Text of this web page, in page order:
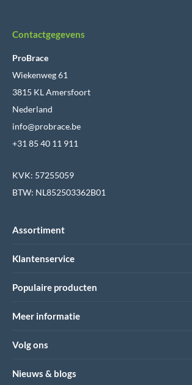
Contactgegevens
ProBrace
Wiekenweg 61
3815 KL Amersfoort
Nederland
info@probrace.be
+31 85 40 11 911
KVK: 57255059
BTW: NL852503362B01
Assortiment
Klantenservice
Populaire producten
Meer informatie
Volg ons
Nieuws & blogs